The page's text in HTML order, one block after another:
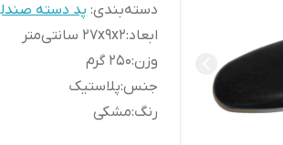
دسته‌بندی:پد دسته
ابعاد:27x9x2 سانتی‌متر
وزن:250 گرم
جنس:پلاستیک
رنگ:مشکی